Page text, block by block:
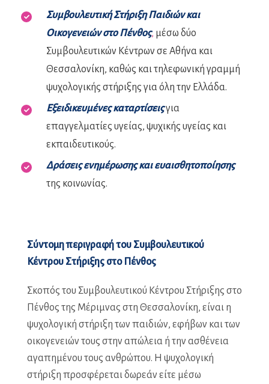
Συμβουλευτική Στήριξη Παιδιών και
Οικογενειών στο Πένθος, μέσω δύο
Συμβουλευτικών Κέντρων σε Αθήνα και
Θεσσαλονίκη, καθώς και τηλεφωνική γραμμή
ψυχολογικής στήριξης για όλη την Ελλάδα.
Εξειδικευμένες καταρτίσειςγια
επαγγελματίες υγείας, ψυχικής υγείας και
εκπαιδευτικούς.
Δράσεις ενημέρωσης και ευαισθητοποίησης
της κοινωνίας.
Σύντομη περιγραφή του Συμβουλευτικού
Κέντρου Στήριξης στο Πένθος
Σκοπός του Συμβουλευτικού Κέντρου Στήριξης στο
Πένθος της Μέριμνας στη Θεσσαλονίκη, είναι η
ψυχολογική στήριξη των παιδιών, εφήβων και των
οικογενειών τους στην απώλεια ή την ασθένεια
αγαπημένου τους ανθρώπου. Η ψυχολογική
στήριξη προσφέρεται δωρεάν είτε μέσω